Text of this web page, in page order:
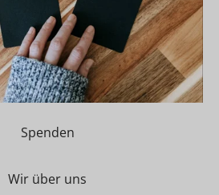
Spenden
Wir über uns